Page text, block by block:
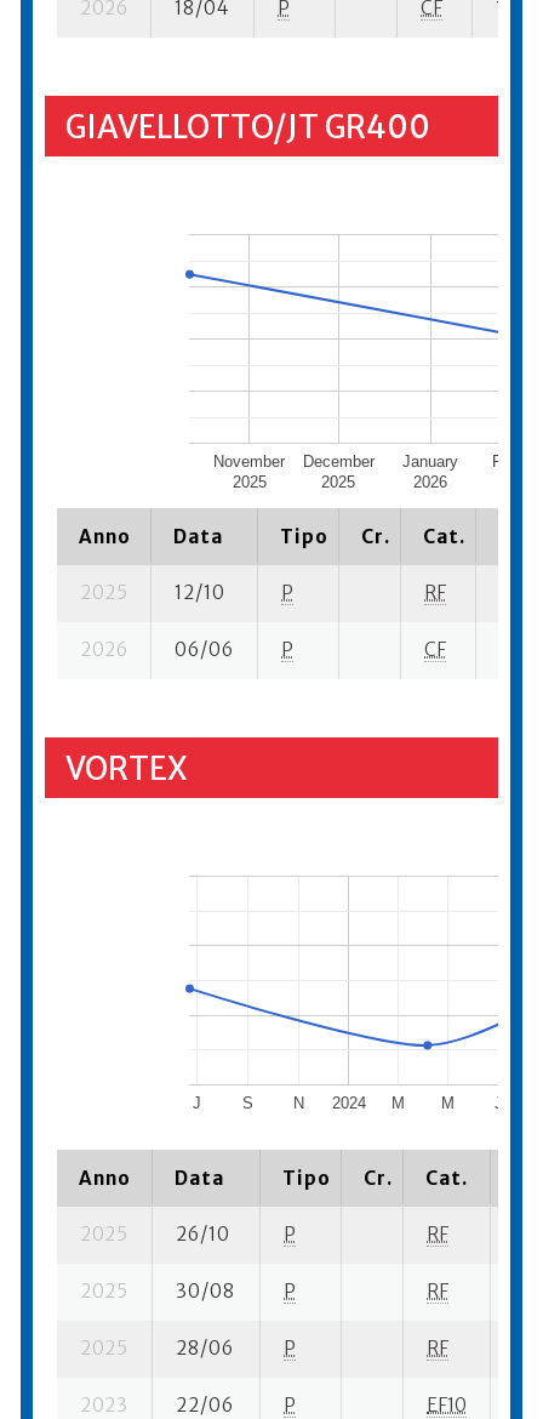
2026 18/04 P CF 12
GIAVELLOTTO/JT GR400
November
2025
December
2025
January
2026
Anno Data Tipo Cr. Cat.
2025 12/10 P RF
2026 06/06 P CF
VORTEX
2024
J S N M M J
Anno Data Tipo Cr. Cat.
2025 26/10 P RF
2025 30/08 P RF
2025 28/06 P RF
2023 22/06 P EF10